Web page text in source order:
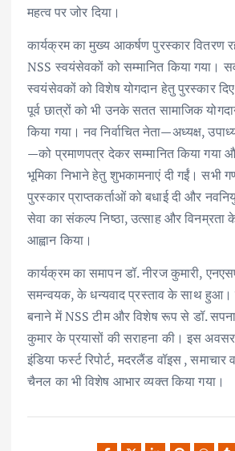
महत्व पर जोर दिया।
कार्यक्रम का मुख्य आकर्षण पुरस्कार वितरण
NSS स्वयंसेवकों को सम्मानित किया गया।
स्वयंसेवकों को विशेष योगदान हेतु पुरस्कार
पूर्व छात्रों को भी उनके सतत सामाजिक
किया गया। नव निर्वाचित नेता—अध्यक्ष,
—को प्रमाणपत्र देकर सम्मानित किया गया
भूमिका निभाने हेतु शुभकामनाएं दी गईं। सभी
पुरस्कार प्राप्तकर्ताओं को बधाई दी और
सेवा का संकल्प निष्ठा, उत्साह और विनम्रता
आह्वान किया।
कार्यक्रम का समापन डॉ. नीरज कुमारी,
समन्वयक, के धन्यवाद प्रस्ताव के साथ हुआ।
बनाने में NSS टीम और विशेष रूप से डॉ.
कुमार के प्रयासों की सराहना की। इस अवसर
इंडिया फर्स्ट रिपोर्ट, मदरलैंड वॉइस , समाचार
चैनल का भी विशेष आभार व्यक्त किया गया।